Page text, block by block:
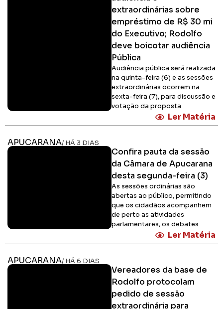
extraordinárias sobre
empréstimo de R$ 30 mi
do Executivo; Rodolfo
deve boicotar audiência
Pública
Audiência pública será realizada
na quinta-feira (6) e as sessões
extraordinárias ocorrem na
sexta-feira (7), para discussão e
votação da proposta
Ler Matéria
APUCARANA/ HÁ 3 DIAS
Confira pauta da sessão
da Câmara de Apucarana
desta segunda-feira (3)
As sessões ordinárias são
abertas ao público, permitindo
que os cidadãos acompanhem
de perto as atividades
parlamentares, os debates
Ler Matéria
APUCARANA/ HÁ 6 DIAS
Vereadores da base de
Rodolfo protocolam
pedido de sessão
extraordinária para